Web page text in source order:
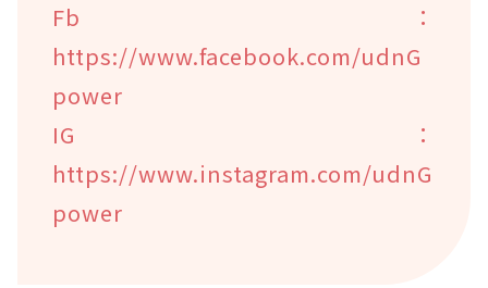
Fb：
https://www.facebook.com/udnG
power
IG：
https://www.instagram.com/udnG
power